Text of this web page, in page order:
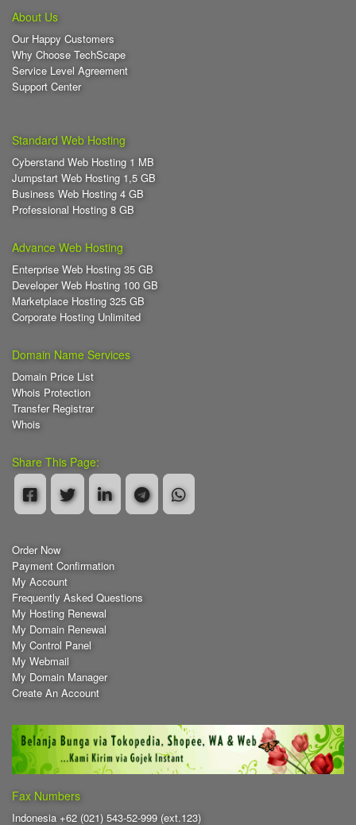
About Us
Our Happy Customers
Why Choose TechScape
Service Level Agreement
Support Center
Standard Web Hosting
Cyberstand Web Hosting 1 MB
Jumpstart Web Hosting 1,5 GB
Business Web Hosting 4 GB
Professional Hosting 8 GB
Advance Web Hosting
Enterprise Web Hosting 35 GB
Developer Web Hosting 100 GB
Marketplace Hosting 325 GB
Corporate Hosting Unlimited
Domain Name Services
Domain Price List
Whois Protection
Transfer Registrar
Whois
Share This Page:
Order Now
Payment Confirmation
My Account
Frequently Asked Questions
My Hosting Renewal
My Domain Renewal
My Control Panel
My Webmail
My Domain Manager
Create An Account
Fax Numbers
Indonesia +62 (021) 543-52-999 (ext.123)